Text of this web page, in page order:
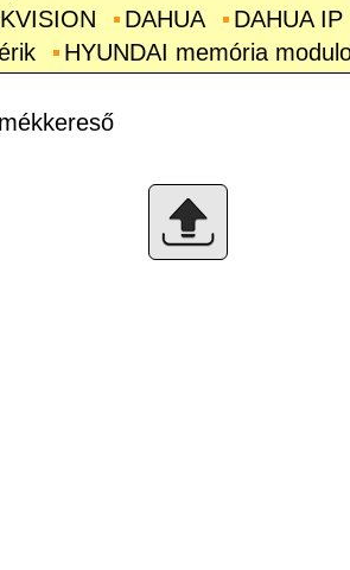
DAHUA
DAHUA IP
HYUNDAI memória